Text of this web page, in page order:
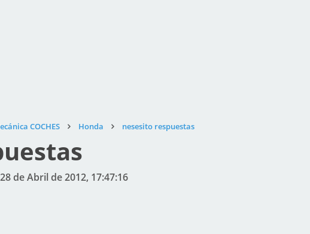
COCHES Honda nesesito respuestas
de Abril de 2012, 17:47:16